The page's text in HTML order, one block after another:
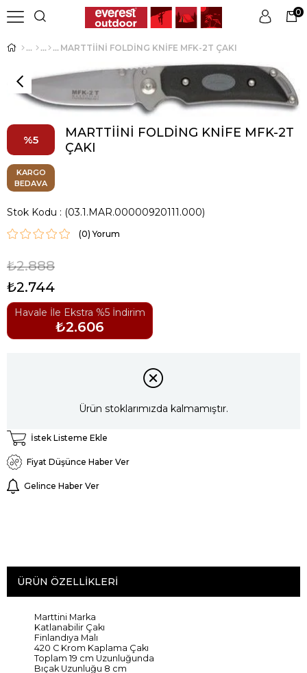
Üye Girişi Üye Ol
0
MARTTİİNİ FOLDİNG KNİFE MFK-2T ÇAKI
5
MARTTİİNİ FOLDİNG KNİFE MFK-2T
ÇAKI
KARGO
BEDAVA
Stok Kodu (03.1.MAR.00000920111.000)
(0)
₺2.888
₺2.744
Havale İle Ekstra %5 İndirim
₺2.606
Ürün stoklarımızda kalmamıştır.
İstek Listeme Ekle
Fiyat Düşünce Haber Ver
Gelince Haber Ver
ÜRÜN ÖZELLIKLERI
Marttini Marka
Katlanabilir Çakı
Finlandıya Malı
420 C Krom Kaplama Çakı
Toplam 19 cm Uzunluğunda
Bıçak Uzunluğu 8 cm